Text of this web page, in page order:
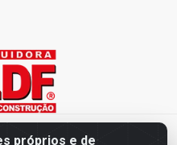
próprios e de
Tancredo Neves, 203 – Bairro